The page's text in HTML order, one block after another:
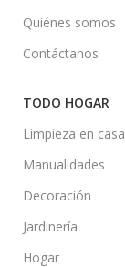
Quiénes somos
Contáctanos
TODO HOGAR
Limpieza en casa
Manualidades
Decoración
Jardinería
Hogar